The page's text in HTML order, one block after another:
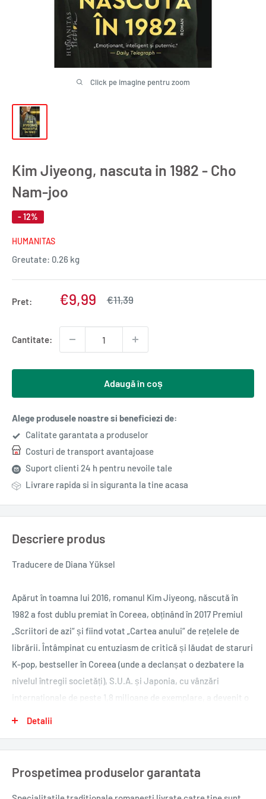
Click pe imagine pentru zoom
Kim Jiyeong, nascuta in 1982 - Cho
Nam-joo
- 12%
HUMANITAS
Greutate: 0.26 kg
Pret:
Pret
€9,99
Pret
€11,39
Cantitate:
Adaugă în coș
Alege produsele noastre si beneficiezi de:
Calitate garantata a produselor
Costuri de transport avantajoase
Suport clienti 24 h pentru nevoile tale
Livrare rapida si in siguranta la tine acasa
Descriere produs
Traducere de Diana Yüksel
Apărut în toamna lui 2016, romanul Kim Jiyeong, născută în
1982 a fost dublu premiat în Coreea, obținând în 2017 Premiul
„Scriitori de azi“ și fiind votat „Cartea anului“ de rețelele de
librării. Întâmpinat cu entuziasm de critică și lăudat de staruri
K-pop, bestseller în Coreea (unde a declanșat o dezbatere la
nivelul întregii societăți), S.U.A. și Japonia, cu vânzări
internaționale de peste 1,8 milioane de exemplare, a devenit o
lui un succes de box office.
Detalii
Prospetimea produselor garantata